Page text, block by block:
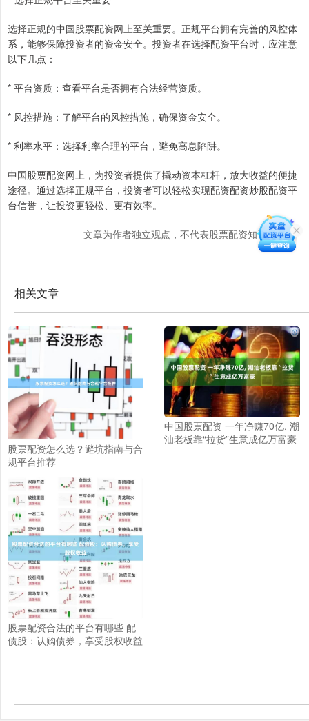
选择正规的中国股票配资网上至关重要。正规平台拥有完善的风控体
系，能够保障投资者的资金安全。投资者在选择配资平台时，应注意
以下几点：
* 平台资质：查看平台是否拥有合法经营资质。
* 风控措施：了解平台的风控措施，确保资金安全。
* 利率水平：选择利率合理的平台，避免高息陷阱。
中国股票配资网上，为投资者提供了撬动资本杠杆，放大收益的便捷
途径。通过选择正规平台，投资者可以轻松实现配资配资炒股配资平
台信誉，让投资更轻松、更有效率。
文章为作者独立观点，不代表股票配资知识网观点
相关文章
股票配资怎么选？避坑指南与合
规平台推荐
中国股票配资 一年净赚70亿, 潮
汕老板靠“拉货”生意成亿万富豪
股票配资合法的平台有哪些 配
债股：认购债券，享受股权收益